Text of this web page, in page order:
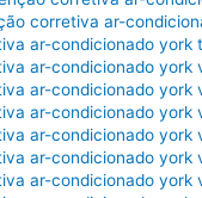
corretiva ar-
ar-condicionado york
ar-condicionado york
ar-condicionado york
ar-condicionado york
ar-condicionado york
ar-condicionado york
ar-condicionado york